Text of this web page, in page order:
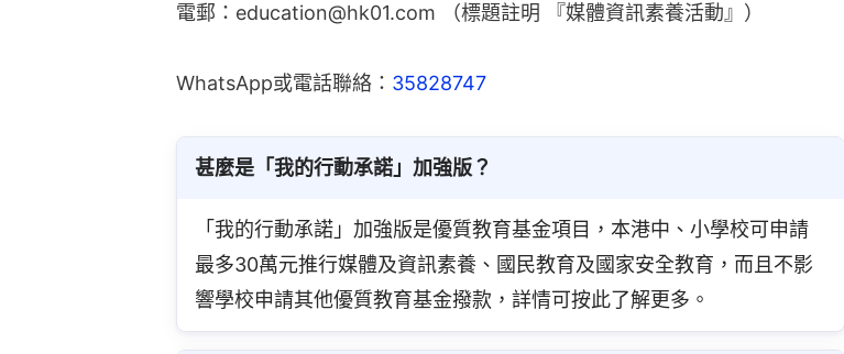
電郵：education@hk01.com （標題註明 『媒體資訊素養活動』）
WhatsApp或電話聯絡： 35828747
甚麼是「我的行動承諾」加強版？
「我的行動承諾」加強版是優質教育基金項目，本港中、小學校可申請
最多30萬元推行媒體及資訊素養、國民教育及國家安全教育，而且不影
響學校申請其他優質教育基金撥款，詳情可按此了解更多。